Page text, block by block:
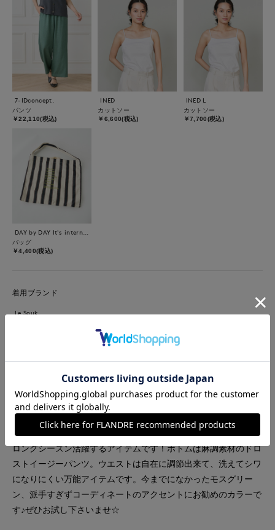
7-IDconcept.
パンツ
￥22,110(税込)
INED
カットソー
￥6,600(税込)
INED L
カットソー
￥7,700(税込)
バッグ
￥4,400(税込)
着用ブランド
Le Souk
【着用サイズ、カラー】ジレ:フリー、スミクロ パンツ:9号、
モスグリーン キャミソール:9号、グレー 夏に涼しく着れ
るドライタッチのニットジレ。気温に合わせてインナーを変えて
ロングシーズン活躍するアイテムです！ボトムは麻調素材のドロ
ストイージーパンツ。ウエストは自在に調節出来て、洗えてシワ
になりにくい万能アイテムです。今までになかったモスグリー
ン、派手すぎずコーディネートのアクセントにお勧めのカラーで
す♪ぜひお試し下さいませ☆